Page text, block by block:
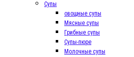
Супы
овощные супы
Мясные супы
Грибные супы
Супы-пюре
Молочные супы